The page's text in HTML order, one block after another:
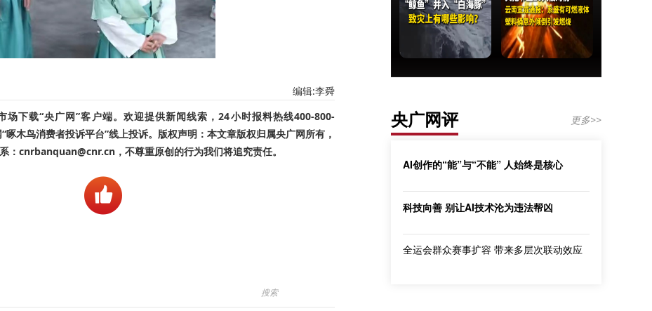
编辑:李舜
场下载“央广网”客户端。欢迎提供新闻线索，24小时报料热线400-800-
啄木鸟消费者投诉平台”线上投诉。版权声明：本文章版权归属央广网所有，
：cnrbanquan@cnr.cn，不尊重原创的行为我们将追究责任。
央广网评 更多>>
AI创作的“能”与“不能” 人始终是核心
科技向善 别让AI技术沦为违法帮凶
全运会群众赛事扩容 带来多层次联动效应